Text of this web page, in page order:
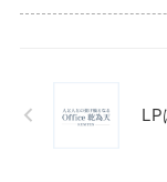
LP